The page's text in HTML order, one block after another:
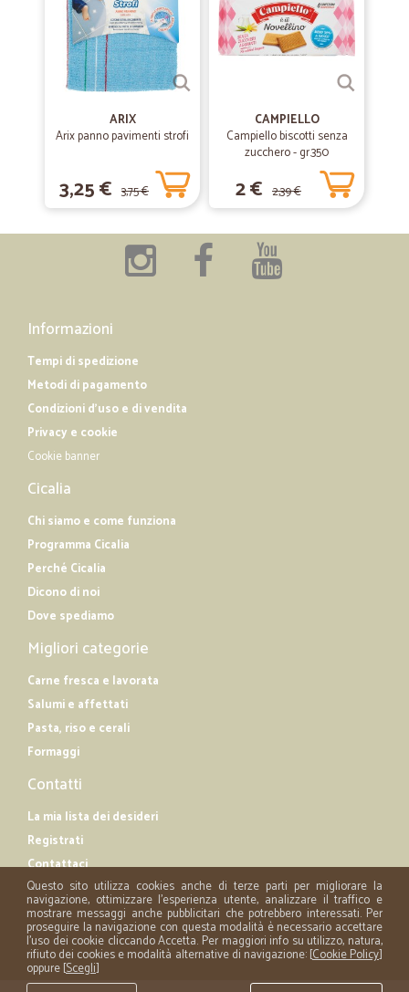
ARIX
Arix panno pavimenti strofi
3,25 € 3,75 €
CAMPIELLO
Campiello biscotti senza
zucchero - gr.350
2 € 2,39 €
Informazioni
Tempi di spedizione
Metodi di pagamento
Condizioni d'uso e di vendita
Privacy e cookie
Cookie banner
Cicalia
Chi siamo e come funziona
Programma Cicalia
Perché Cicalia
Dicono di noi
Dove spediamo
Migliori categorie
Carne fresca e lavorata
Salumi e affettati
Pasta, riso e cerali
Formaggi
Contatti
La mia lista dei desideri
Registrati
Contattaci
Questo sito utilizza cookies anche di terze parti per migliorare la
navigazione, ottimizzare l'esperienza utente, analizzare il traffico e
mostrare messaggi anche pubblicitari che potrebbero interessati. Per
proseguire la navigazione con questa modalità è necessario accettare
l'uso dei cookie cliccando Accetta. Per maggiori info su utilizzo, natura,
rifiuto dei cookies e modalità alternative di navigazione: [Cookie Policy]
oppure [Scegli]